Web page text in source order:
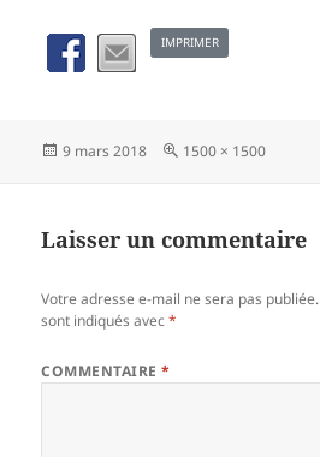
IMPRIMER
Publié
le
9 mars 2018
Taille
1500 × 1500
Laisser un commentaire
Votre adresse e-mail ne sera pas publiée.
sont indiqués avec*
COMMENTAIRE*